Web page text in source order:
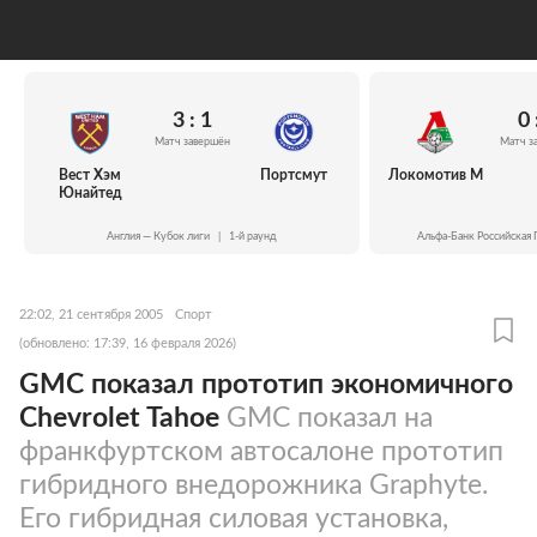
Вест Хэм
Юнайтед
3 : 1
Матч завершён
Портсмут
Англия — Кубок лиги 1-й раунд
Локомотив М
0
Матч
Альфа-Банк Российская
22:02, 21 сентября 2005 Спорт
(обновлено: 17:39, 16 февраля 2026)
GMC показал прототип экономичного
Chevrolet Tahoe GMC показал на
франкфуртском автосалоне прототип
гибридного внедорожника Graphyte.
Его гибридная силовая установка,